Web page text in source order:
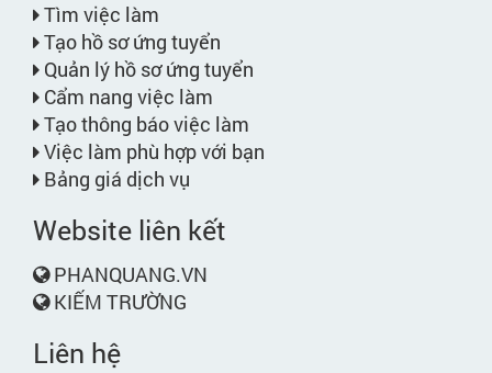
Tìm việc làm
Tạo hồ sơ ứng tuyển
Quản lý hồ sơ ứng tuyển
Cẩm nang việc làm
Tạo thông báo việc làm
Việc làm phù hợp với bạn
Bảng giá dịch vụ
Website liên kết
PHANQUANG.VN
KIẾM TRƯỜNG
Liên hệ